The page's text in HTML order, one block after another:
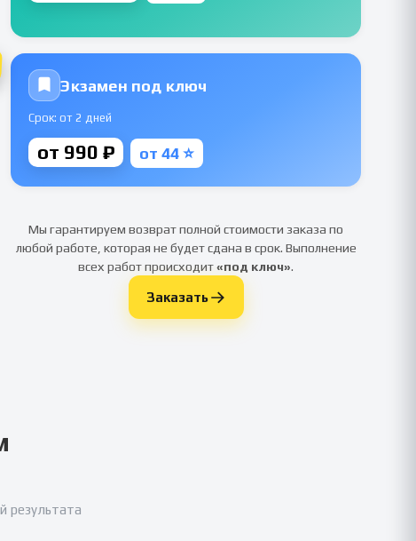
Экзамен под ключ
Срок: от 2 дней
от 990 ₽ от 44 ⭐
Мы гарантируем возврат полной стоимости заказа по
любой работе, которая не будет сдана в срок. Выполнение
всех работ происходит«под ключ».
Заказать
результата